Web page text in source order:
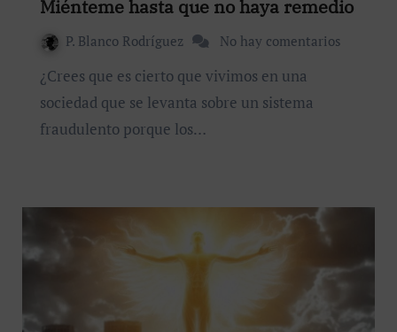
Miénteme hasta que no haya remedio
P. Blanco Rodríguez No hay comentarios
¿Crees que es cierto que vivimos en una
sociedad que se levanta sobre un sistema
fraudulento porque los…